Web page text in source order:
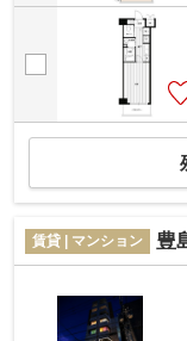
賃貸 | マンション 豊